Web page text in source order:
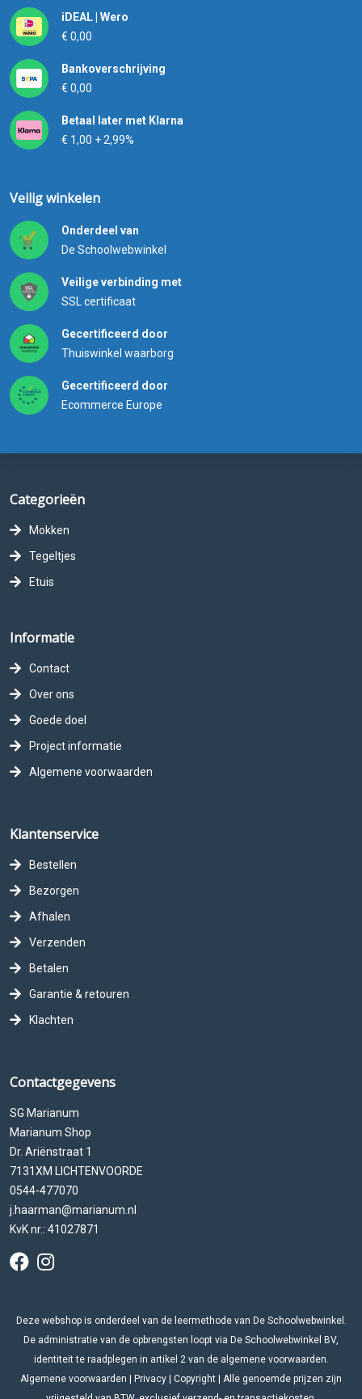
iDEAL | Wero
€ 0,00
Bankoverschrijving
€ 0,00
Betaal later met Klarna
€ 1,00 + 2,99%
Veilig winkelen
Onderdeel van
De Schoolwebwinkel
Veilige verbinding met
SSL certificaat
Gecertificeerd door
Thuiswinkel waarborg
Gecertificeerd door
Ecommerce Europe
Categorieën
Mokken
Tegeltjes
Etuis
Informatie
Contact
Over ons
Goede doel
Project informatie
Algemene voorwaarden
Klantenservice
Bestellen
Bezorgen
Afhalen
Verzenden
Betalen
Garantie & retouren
Klachten
Contactgegevens
SG Marianum
Marianum Shop
Dr. Ariënstraat 1
7131XM LICHTENVOORDE
0544-477070
j.haarman@marianum.nl
KvK nr.: 41027871
Deze webshop is onderdeel van de leermethode van De Schoolwebwinkel.
De administratie van de opbrengsten loopt via De Schoolwebwinkel BV,
identiteit te raadplegen in artikel 2 van de algemene voorwaarden.
Algemene voorwaarden
Privacy Copyright | Alle genoemde prijzen zijn